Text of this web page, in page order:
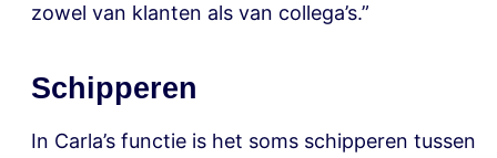
zowel van klanten als van collega’s.”
Schipperen
In Carla’s functie is het soms schipperen tussen